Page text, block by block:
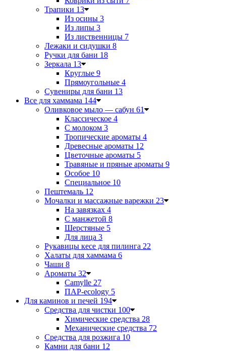
Трапики 13
Из осины 3
Из липы 3
Из лиственницы 7
Лежаки и сидушки 8
Ручки для бани 18
Зеркала 13
Круглые 9
Прямоугольные 4
Сувениры для бани 13
Все для хаммама 144
Оливковое мыло — сабун 61
Классическое 4
С молоком 3
Тропические ароматы 4
Древесные ароматы 12
Цветочные ароматы 5
Травяные и пряные ароматы 9
Особое 10
Специальное 10
Пештемаль 12
Мочалки и массажные варежки 23
На завязках 4
С манжетой 8
Шерстяные 5
Для лица 3
Рукавицы кесе для пилинга 22
Халаты для хаммама 6
Чаши 8
Ароматы 32
Camylle 27
ПАР-ecology 5
Для каминов и печей 194
Средства для чистки 100
Химические средства 28
Механические средства 72
Средства для розжига 10
Камни для бани 12